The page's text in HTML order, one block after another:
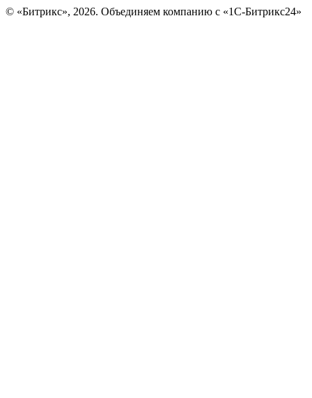
© «Битрикс», 2026. Объединяем компанию с «1С-Битрикс24»